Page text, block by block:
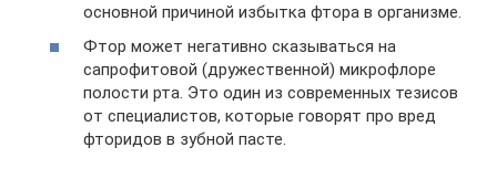
основной причиной избытка фтора в организме.
Фтор может негативно сказываться на
сапрофитовой (дружественной) микрофлоре
полости рта. Это один из современных тезисов
от специалистов, которые говорят про вред
фторидов в зубной пасте.